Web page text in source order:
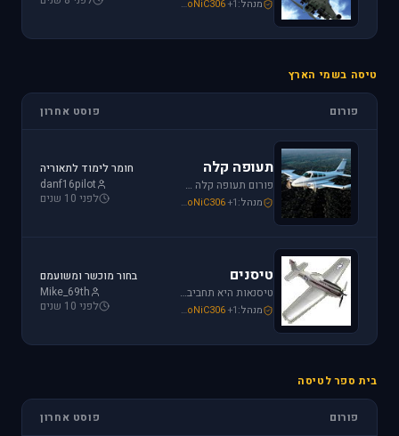
מנהל: Mike_69th SoNiC306+1
טיסה בשמי הארץ
פורום פוסט אחרון
תעופה קלה
פורום תעופה קלה מתמחה בכל האפשרויות הקיימות: טייס ליום אחד, טיסה בשמי ישראל, חברות תעופה, בתי ספר לטיסה, רשיון טייס ואפילו טיסות רומנטיות.
מנהל: loven SoNiC306+1
חומר לימוד לתאוריה
danf16pilot
לפני 10 שנים
טיסנים
טיסנאות היא תחביב יקר, בואו לקבל תמיכה ומידע על טיסנים יד שניה, חנות טיסנים, טיסנים למתחילים וכמובן לשתף את החברים בחוויות. הצטרפו לפורום טיסנים!
מנהל: Iaf_Assaf SoNiC306+1
בחור מוכשר ומשועמם
Mike_69th
לפני 10 שנים
בית ספר לטיסה
פורום פוסט אחרון